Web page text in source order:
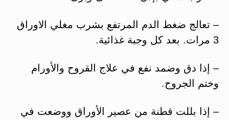
– تعالج ضغط الدم المرتفع بشرب مغلي الاوراق
3 مرات. بعد كل وجبة غذائية.
– إذا دق وضمد نفع في علاج القروح والأورام
وختم الجروح.
– إذا بللت قطنة من عصير الأوراق ووضعت في